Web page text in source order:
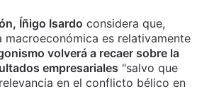
Íñigo Isardo considera que,
macroeconómica es relativamente
volverá a recaer sobre la
empresariales "salvo que
en el conflicto bélico en